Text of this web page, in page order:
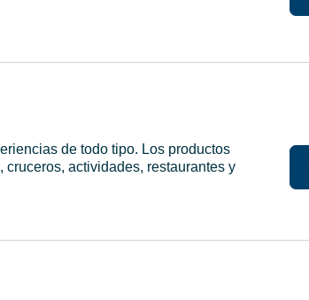
de todo tipo. Los productos
actividades, restaurantes y